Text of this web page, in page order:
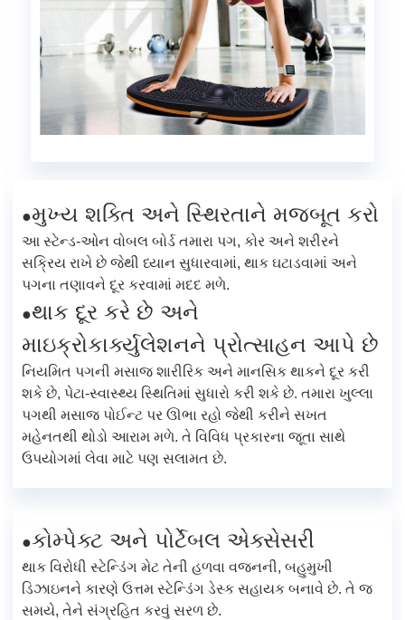
●મુખ્ય શક્તિ અને સ્થિરતાને મજબૂત કરો
આ સ્ટેન્ડ-ઓન ​​વોબલ બોર્ડ તમારા પગ, કોર અને શરીરને
સક્રિય રાખે છે જેથી ધ્યાન સુધારવામાં, થાક ઘટાડવામાં અને
પગના તણાવને દૂર કરવામાં મદદ મળે.
●થાક દૂર કરે છે અને
માઇક્રોકાર્ક્યુલેશનને પ્રોત્સાહન આપે છે
નિયમિત પગની મસાજ શારીરિક અને માનસિક થાકને દૂર કરી
શકે છે, પેટા-સ્વાસ્થ્ય સ્થિતિમાં સુધારો કરી શકે છે. તમારા ખુલ્લા
પગથી મસાજ પોઈન્ટ પર ઊભા રહો જેથી કરીને સખત
મહેનતથી થોડો આરામ મળે. તે વિવિધ પ્રકારના જૂતા સાથે
ઉપયોગમાં લેવા માટે પણ સલામત છે.
●કોમ્પેક્ટ અને પોર્ટેબલ એક્સેસરી
થાક વિરોધી સ્ટેન્ડિંગ મેટ તેની હળવા વજનની, બહુમુખી
ડિઝાઇનને કારણે ઉત્તમ સ્ટેન્ડિંગ ડેસ્ક સહાયક બનાવે છે. તે જ
સમયે, તેને સંગ્રહિત કરવું સરળ છે.